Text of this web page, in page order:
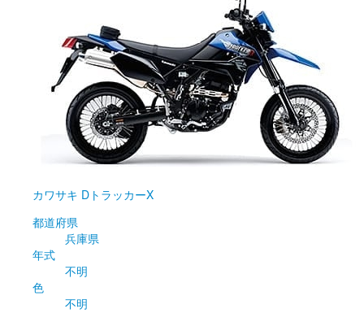
カワサキ DトラッカーX
都道府県
兵庫県
年式
不明
色
不明